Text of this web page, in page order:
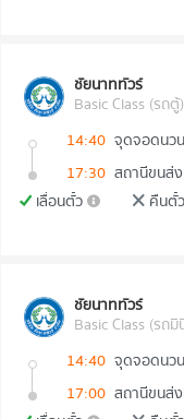
ชัยนาททัวร์
Basic Class (รถตู้)
14:40 จุดจอดนว
17:30 สถานีขนส่
เลื่อนตั๋ว
คืนตั๋ว
ชัยนาททัวร์
Basic Class (รถ
14:40 จุดจอดนว
17:00 สถานีขนส่